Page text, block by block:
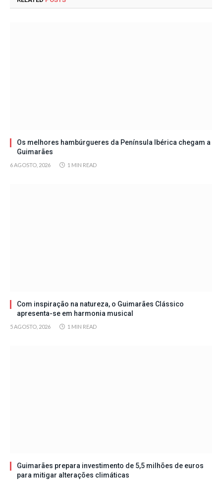
Os melhores hambúrgueres da Península Ibérica chegam a
Guimarães
6 AGOSTO, 2026 1 MIN READ
Com inspiração na natureza, o Guimarães Clássico
apresenta-se em harmonia musical
5 AGOSTO, 2026 1 MIN READ
Guimarães prepara investimento de 5,5 milhões de euros
para mitigar alterações climáticas